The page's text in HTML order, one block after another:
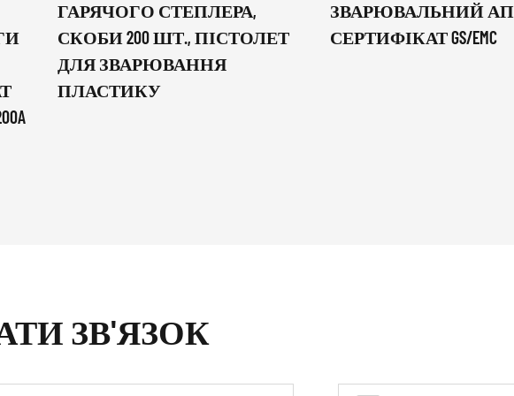
ГАРЯЧОГО СТЕПЛЕРА,
СКОБИ 200 ШТ., ПІСТОЛЕТ
ДЛЯ ЗВАРЮВАННЯ
ПЛАСТИКУ
ЗВАРЮВАЛЬНИЙ
СЕРТИФІКАТ GS/EMC
ЗВ'ЯЗОК